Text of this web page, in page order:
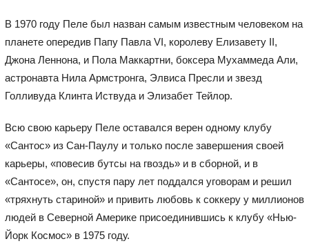
В 1970 году Пеле был назван самым известным человеком на
планете опередив Папу Павла VI, королеву Елизавету II,
Джона Леннона, и Пола Маккартни, боксера Мухаммеда Али,
астронавта Нила Армстронга, Элвиса Пресли и звезд
Голливуда Клинта Иствуда и Элизабет Тейлор.
Всю свою карьеру Пеле оставался верен одному клубу
«Сантос» из Сан-Паулу и только после завершения своей
карьеры, «повесив бутсы на гвоздь» и в сборной, и в
«Сантосе», он, спустя пару лет поддался уговорам и решил
«тряхнуть стариной» и привить любовь к соккеру у миллионов
людей в Северной Америке присоединившись к клубу «Нью-
Йорк Космос» в 1975 году.